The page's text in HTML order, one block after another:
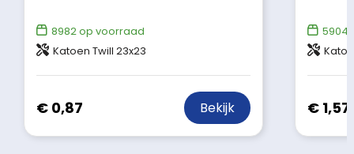
8982op voorraad
Katoen Twill 23x23
€ 0,87 Bekijk
59042
€ 1,57